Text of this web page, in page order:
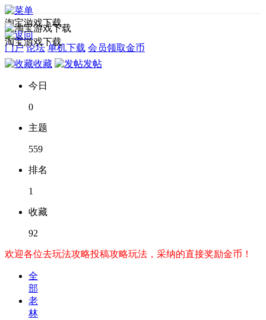
淘宝游戏下载
门户 论坛 单机下载 会员领取金币
淘宝游戏下载
收藏 发帖
今日
0
主题
559
排名
1
收藏
92
欢迎各位去玩法攻略投稿攻略玩法，采纳的直接奖励金币！
全
部
老
林